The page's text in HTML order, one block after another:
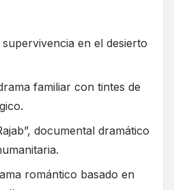
supervivencia en el desierto
familiar con tintes de
documental dramático
romántico basado en